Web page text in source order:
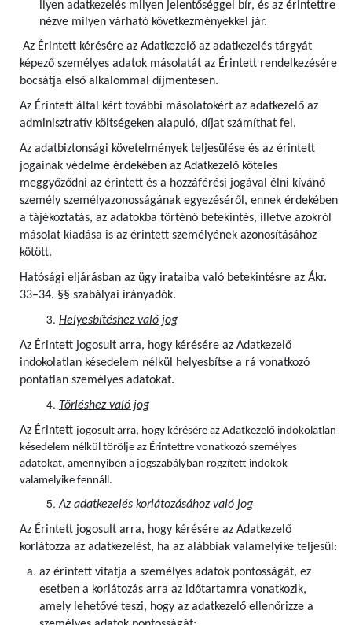
ilyen adatkezelés milyen jelentőséggel bír, és az érintettre
nézve milyen várható következményekkel jár.
Az Érintett kérésére az Adatkezelő az adatkezelés tárgyát
képező személyes adatok másolatát az Érintett rendelkezésére
bocsátja első alkalommal díjmentesen.
Az Érintett által kért további másolatokért az adatkezelő az
adminisztratív költségeken alapuló, díjat számíthat fel.
Az adatbiztonsági követelmények teljesülése és az érintett
jogainak védelme érdekében az Adatkezelő köteles
meggyőződni az érintett és a hozzáférési jogával élni kívánó
személy személyazonosságának egyezéséről, ennek érdekében
a tájékoztatás, az adatokba történő betekintés, illetve azokról
másolat kiadása is az érintett személyének azonosításához
kötött.
Hatósági eljárásban az ügy irataiba való betekintésre az Ákr.
33–34. §§ szabályai irányadók.
Helyesbítéshez való jog
Az Érintett jogosult arra, hogy kérésére az Adatkezelő
indokolatlan késedelem nélkül helyesbítse a rá vonatkozó
pontatlan személyes adatokat.
Törléshez való jog
Az Érintett jogosult arra, hogy kérésére az Adatkezelő indokolatlan
késedelem nélkül törölje az Érintettre vonatkozó személyes
adatokat, amennyiben a jogszabályban rögzített indokok
valamelyike fennáll.
Az adatkezelés korlátozásához való jog
Az Érintett jogosult arra, hogy kérésére az Adatkezelő
korlátozza az adatkezelést, ha az alábbiak valamelyike teljesül:
az érintett vitatja a személyes adatok pontosságát, ez
esetben a korlátozás arra az időtartamra vonatkozik,
amely lehetővé teszi, hogy az adatkezelő ellenőrizze a